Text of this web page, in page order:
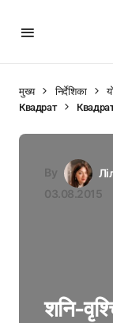
मुख्य निर्देशिका
Квадрат
By
03.08.2015
शनि-